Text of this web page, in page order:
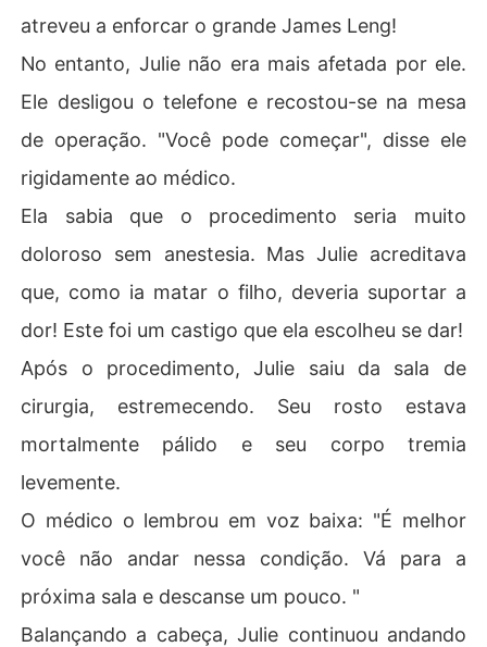
atreveu a enforcar o grande James Leng!
No entanto, Julie não era mais afetada por ele.
Ele desligou o telefone e recostou-se na mesa
de operação. "Você pode começar", disse ele
rigidamente ao médico.
Ela sabia que o procedimento seria muito
doloroso sem anestesia. Mas Julie acreditava
que, como ia matar o filho, deveria suportar a
dor! Este foi um castigo que ela escolheu se dar!
Após o procedimento, Julie saiu da sala de
cirurgia, estremecendo. Seu rosto estava
mortalmente pálido e seu corpo tremia
levemente.
O médico o lembrou em voz baixa: "É melhor
você não andar nessa condição. Vá para a
próxima sala e descanse um pouco. "
Balançando a cabeça, Julie continuou andando